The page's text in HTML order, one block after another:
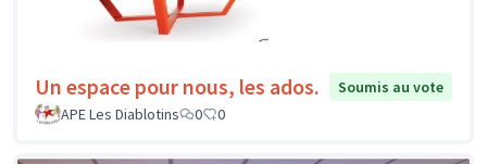
Un espace pour nous, les ados.
Soumis au vote
APE Les Diablotins
0 0